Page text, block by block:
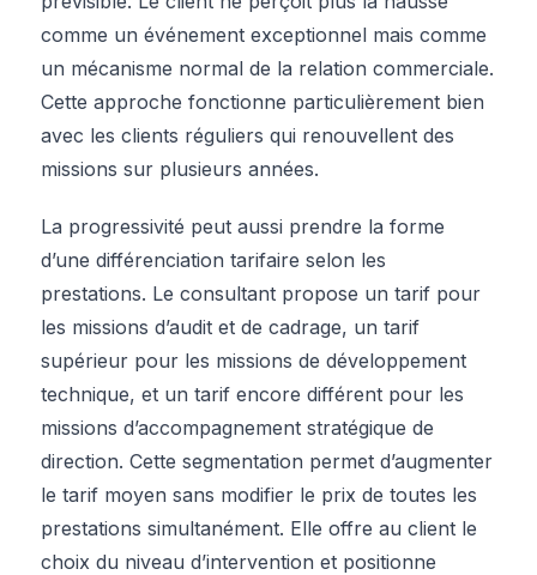
comme un événement exceptionnel mais comme
un mécanisme normal de la relation commerciale.
Cette approche fonctionne particulièrement bien
avec les clients réguliers qui renouvellent des
missions sur plusieurs années.
La progressivité peut aussi prendre la forme
d’une différenciation tarifaire selon les
prestations. Le consultant propose un tarif pour
les missions d’audit et de cadrage, un tarif
supérieur pour les missions de développement
technique, et un tarif encore différent pour les
missions d’accompagnement stratégique de
direction. Cette segmentation permet d’augmenter
le tarif moyen sans modifier le prix de toutes les
prestations simultanément. Elle offre au client le
choix du niveau d’intervention et positionne